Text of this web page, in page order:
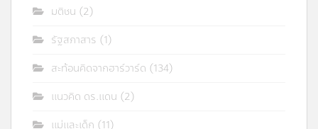
มติชน (2)
รัฐสภาสาร (1)
สะท้อนคิดจากฮาร์วาร์ด (134)
แนวคิด ดร.แดน (2)
แม่และเด็ก (11)